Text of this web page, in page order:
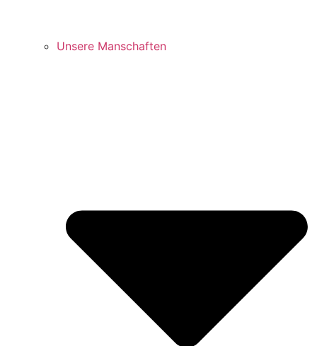
Unsere Manschaften